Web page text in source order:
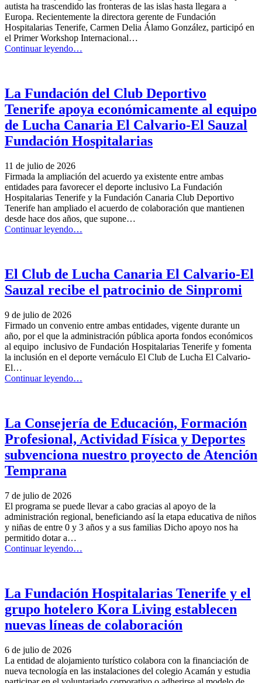
y
de
Promoción
de
la
autista ha trascendido las fronteras de las islas hasta llegara a
Europa. Recientemente la directora gerente de Fundación
Hospitalarias Tenerife, Carmen Delia Álamo González, participó en
el Primer Workshop Internacional…
Continuar leyendo“Nuestro
el
Primer
Workshop
Internacional
sobre
Autismo”
…
La Fundación del Club Deportivo
Tenerife apoya económicamente al equipo
de Lucha Canaria El Calvario-El Sauzal
Fundación Hospitalarias
11 de julio de 2026
Firmada la ampliación del acuerdo ya existente entre ambas
entidades para favorecer el deporte inclusivo La Fundación
Hospitalarias Tenerife y la Fundación Canaria Club Deportivo
Tenerife han ampliado el acuerdo de colaboración que mantienen
desde hace dos años, que supone…
Continuar leyendo“La
Deportivo
Tenerife
apoya
equipo
de
Lucha
Canaria
Calvario-
Hospitalarias”
…
El Club de Lucha Canaria El Calvario-El
Sauzal recibe el patrocinio de Sinpromi
9 de julio de 2026
Firmado un convenio entre ambas entidades, vigente durante un
año, por el que la administración pública aporta fondos económicos
al equipo inclusivo de Fundación Hospitalarias Tenerife y fomenta
la inclusión en el deporte vernáculo El Club de Lucha El Calvario-
El…
Continuar leyendo“El
Canaria
El
Calvario-
El
Sauzal
de
Sinpromi”
…
La Consejería de Educación, Formación
Profesional, Actividad Física y Deportes
subvenciona nuestro proyecto de Atención
Temprana
7 de julio de 2026
El programa se puede llevar a cabo gracias al apoyo de la
administración regional, beneficiando así la etapa educativa de niños
y niñas de entre 0 y 3 años y a sus familias Dicho apoyo nos ha
permitido dotar a…
Continuar leyendo“La
Formación
Profesional,
Actividad
Física
y
nuestro
proyecto
…
La Fundación Hospitalarias Tenerife y el
grupo hotelero Kora Living establecen
nuevas líneas de colaboración
6 de julio de 2026
La entidad de alojamiento turístico colabora con la financiación de
nueva tecnología en las instalaciones del colegio Acamán y estudia